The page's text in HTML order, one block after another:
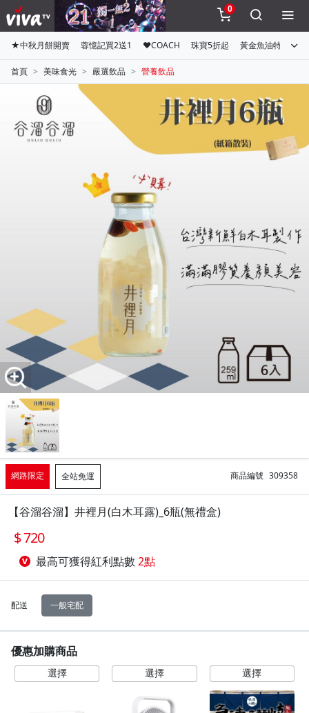
0
★中秋月餅開賣 蓉憶記買2送1 ♥COACH 珠寶5折起 黃金魚油特惠組
首頁 美味食光 嚴選飲品 營養飲品
網路限定 全站免運 商品編號 309358
【谷溜谷溜】井裡月(白木耳露)_6瓶(無禮盒)
720
最高可獲得紅利點數 2點
配送 一般宅配
優惠加購商品